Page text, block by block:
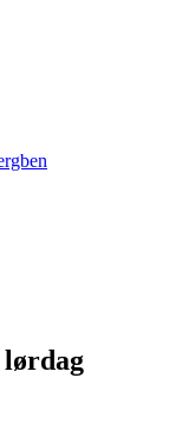
lørdag